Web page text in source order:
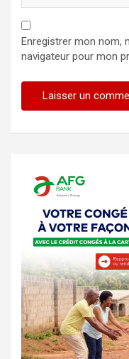
Enregistrer mon nom,
navigateur pour mon